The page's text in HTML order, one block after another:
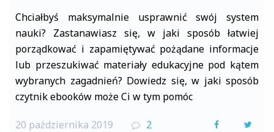
Chciałbyś maksymalnie usprawnić swój system
nauki? Zastanawiasz się, w jaki sposób łatwiej
porządkować i zapamiętywać pożądane informacje
lub przeszukiwać materiały edukacyjne pod kątem
wybranych zagadnień? Dowiedz się, w jaki sposób
czytnik ebooków może Ci w tym pomóc
20 października 2019 2
F